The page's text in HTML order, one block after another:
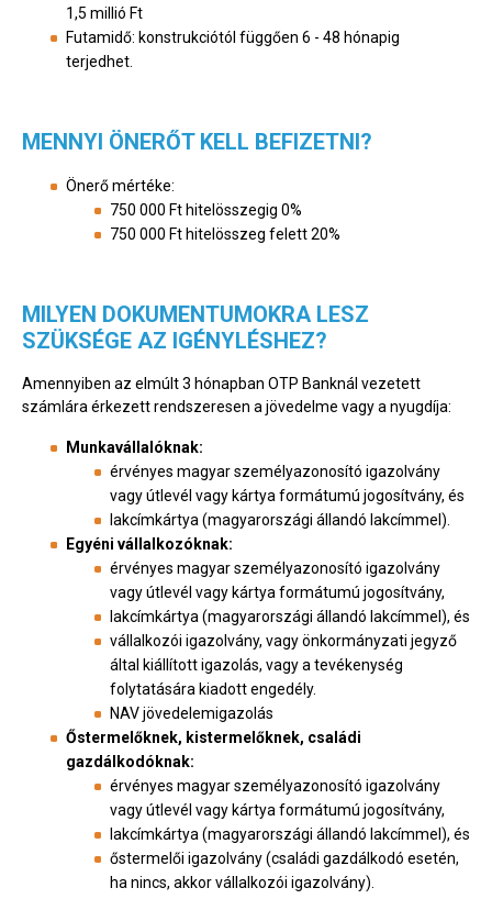
1,5 millió Ft
Futamidő: konstrukciótól függően 6 - 48 hónapig
terjedhet.
MENNYI ÖNERŐT KELL BEFIZETNI?
Önerő mértéke:
750 000 Ft hitelösszegig 0%
750 000 Ft hitelösszeg felett 20%
MILYEN DOKUMENTUMOKRA LESZ
SZÜKSÉGE AZ IGÉNYLÉSHEZ?
Amennyiben az elmúlt 3 hónapban OTP Banknál vezetett
számlára érkezett rendszeresen a jövedelme vagy a nyugdíja:
Munkavállalóknak:
érvényes magyar személyazonosító igazolvány
vagy útlevél vagy kártya formátumú jogosítvány, és
lakcímkártya (magyarországi állandó lakcímmel).
Egyéni vállalkozóknak:
érvényes magyar személyazonosító igazolvány
vagy útlevél vagy kártya formátumú jogosítvány,
lakcímkártya (magyarországi állandó lakcímmel), és
vállalkozói igazolvány, vagy önkormányzati jegyző
által kiállított igazolás, vagy a tevékenység
folytatására kiadott engedély.
NAV jövedelemigazolás
Őstermelőknek, kistermelőknek, családi
gazdálkodóknak:
érvényes magyar személyazonosító igazolvány
vagy útlevél vagy kártya formátumú jogosítvány,
lakcímkártya (magyarországi állandó lakcímmel), és
őstermelői igazolvány (családi gazdálkodó esetén,
ha nincs, akkor vállalkozói igazolvány).